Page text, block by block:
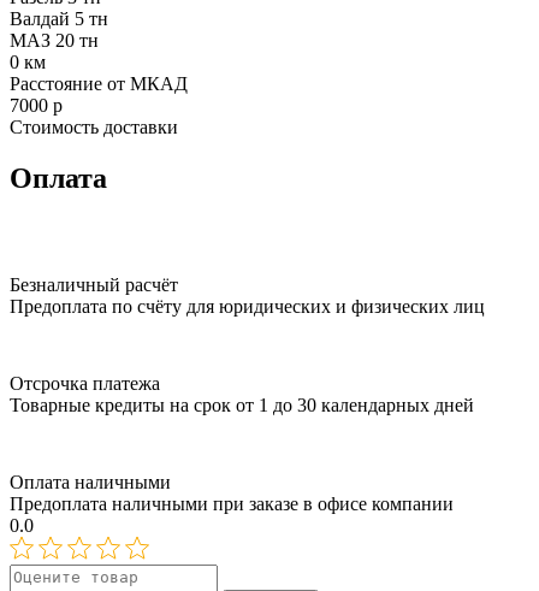
Валдай 5 тн
МАЗ 20 тн
0 км
Расстояние от МКАД
7000 р
Стоимость доставки
Оплата
Безналичный расчёт
Предоплата по счёту для юридических и физических лиц
Отсрочка платежа
Товарные кредиты на срок от 1 до 30 календарных дней
Оплата наличными
Предоплата наличными при заказе в офисе компании
0.0